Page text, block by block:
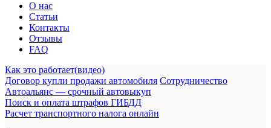
О нас
Статьи
Контакты
Отзывы
FAQ
Как это работает(видео)
Договор купли продажи автомобиля Сотрудничество
Автоальянс — срочный автовыкуп
Поиск и оплата штрафов ГИБДД
Расчет транспортного налога онлайн